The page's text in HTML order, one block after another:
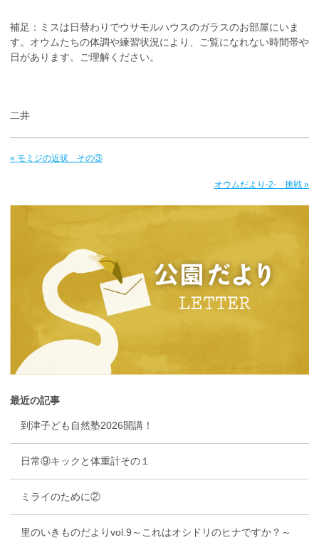
補足：ミスは日替わりでウサモルハウスのガラスのお部屋にいま
す。オウムたちの体調や練習状況により、ご覧になれない時間帯や
日があります。ご理解ください。
二井
« モミジの近状 その③
オウムだより-2- 挑戦 »
最近の記事
到津子ども自然塾2026開講！
日常⑨キックと体重計その１
ミライのために②
里のいきものだよりvol.9～これはオシドリのヒナですか？～